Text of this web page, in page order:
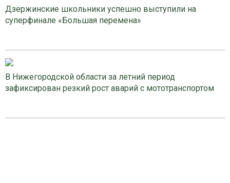
Дзержинские школьники успешно выступили на
суперфинале «Большая перемена»
В Нижегородской области за летний период
зафиксирован резкий рост аварий с мототранспортом